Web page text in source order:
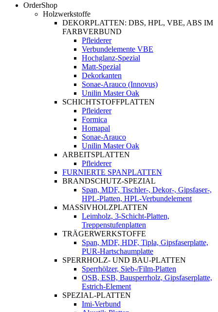
OrderShop
Holzwerkstoffe
DEKORPLATTEN: DBS, HPL, VBE, ABS IM
FARBVERBUND
Pfleiderer
Verbundelemente VBE
Hochglanz-Spezial
Matt-Spezial
Dekorkanten
Sonae-Arauco (Innovus)
Unilin Master Oak
SCHICHTSTOFFPLATTEN
Pfleiderer
Formica
Homapal
Sonae-Arauco
Unilin Master Oak
ARBEITSPLATTEN
Pfleiderer
FURNIERTE SPANPLATTEN
BRANDSCHUTZ-SPEZIAL
Span, MDF, Tischler-, Dekor-, Gipsfaser-,
HPL-Platten, HPL-Verbundelement
MASSIVHOLZPLATTEN
Leimholz, 3-Schicht-Platten,
Treppenstufenplatten
TRÄGERWERKSTOFFE
Span, MDF, HDF, Tipla, Gipsfaserplatte,
PUR-Hartschaumplatte
SPERRHOLZ- UND BAU-PLATTEN
Sperrhölzer, Sieb-/Film-Platten
OSB, ESB, Bausperrholz, Gipsfaserplatte,
Estrich-Element
SPEZIAL-PLATTEN
Imi-Verbund